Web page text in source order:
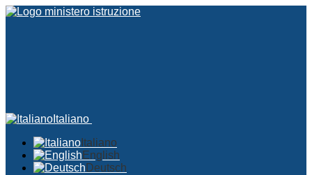
Italiano
Italiano
English
Deutsch